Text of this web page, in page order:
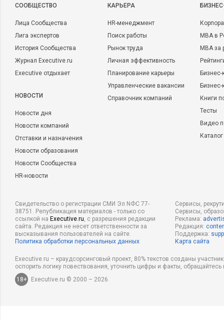
CООБЩЕСТВО
Лица Сообщества
Лига экспертов
История Сообщества
Журнал Executive.ru
Executive отдыхает
НОВОСТИ
Новости дня
Новости компаний
Отставки и назначения
Новости образования
Новости Сообщества
HR-новости
КАРЬЕРА
HR-менеджмент
Поиск работы
Рынок труда
Личная эффективность
Планирование карьеры
Управленческие вакансии
Справочник компаний
MBA в
MBA
Бизнес-
Книги
Тесты
Видео
Свидетельство о регистрации СМИ Эл NФС 77-
38751. Републикация материалов - только со
ссылкой на Executive.ru, с разрешения редакции
сайта. Редакция не несет ответственности за
высказывания пользователей на сайте.
Политика обработки персональных данных
Сервисы,
Сервисы,
Реклама:
Редакция:
Поддержка:
Карта сайта
Executive.ru – краудсорсинговый проект, 80% текстов созданы
оспорить логику повествования, уточнить цифры и факты,
18+
Executive.ru © 2000 – 2026.